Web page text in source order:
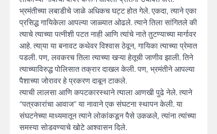
भ्रमंतीच्या लबाडीचे जाळे अधिकच घट्ट होत गेले. एकदा, त्याने एका
प्रसिद्ध गायिकेला आपल्या जाळ्यात ओढले. त्याने तिला सांगितले की
त्याचे त्याच्या पत्नीशी पटत नाही आणि त्यांचे नाते तुटण्याच्या मार्गावर
आहे. त्या्या या बनावट कथेवर विश्वास ठेवून, गायिका त्याच्या प्रेमात
पडली. पण, लवकरच तिला त्याच्या खऱ्या हेतूची जाणीव झाली. तिने
त्याच्याविरुद्ध पोलिसात तक्रार दाखल केली. पण, भ्रमंतीने आपल्या
पैशाच्या जोरावर हे प्रकरण दाबून टाकले.
त्याची लालसा आणि कपटकारस्थाने त्याला आणखी पुढे नेले. त्याने
“पत्रकारांचा आवाज” या नावाने एक संघटना स्थापन केली. या
संघटनेच्या माध्यमातून त्याने लोकांकडून पैसे उकळले, त्यांना त्यांच्या
समस्या सोडवण्याचे खोटे आश्वासन दिले.